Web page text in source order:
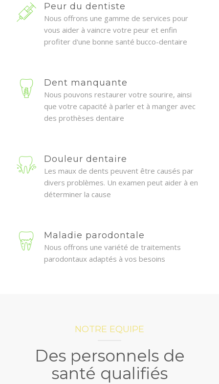
Peur du dentiste
Nous offrons une gamme de services pour
vous aider à vaincre votre peur et enfin
profiter d'une bonne santé bucco-dentaire
Dent manquante
Nous pouvons restaurer votre sourire, ainsi
que votre capacité à parler et à manger avec
des prothèses dentaire
Douleur dentaire
Les maux de dents peuvent être causés par
divers problèmes. Un examen peut aider à en
déterminer la cause
Maladie parodontale
Nous offrons une variété de traitements
parodontaux adaptés à vos besoins
NOTRE EQUIPE
Des personnels de
santé qualifiés